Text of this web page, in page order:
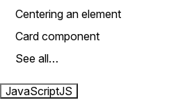
Centering an element
Card component
See all…
JavaScriptJS